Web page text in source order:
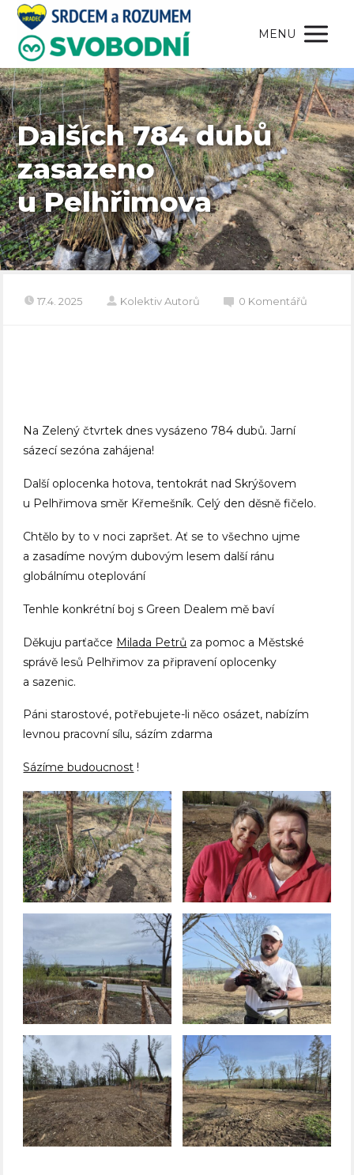
MENU
Dalších 784 dubů
zasazeno
u Pelhřimova
17.4. 2025 Kolektiv Autorů 0 Komentářů
Na Zelený čtvrtek dnes vysázeno 784 dubů. Jarní
sázecí sezóna zahájena!
Další oplocenka hotova, tentokrát nad Skrýšovem
u Pelhřimova směr Křemešník. Celý den děsně fičelo.
Chtělo by to v noci zapršet. Ať se to všechno ujme
a zasadíme novým dubovým lesem další ránu
globálnímu oteplování
Tenhle konkrétní boj s Green Dealem mě baví
Děkuju parťačce Milada Petrů za pomoc a Městské
správě lesů Pelhřimov za připravení oplocenky
a sazenic.
Páni starostové, potřebujete-li něco osázet, nabízím
levnou pracovní sílu, sázím zdarma
Sázíme budoucnost !